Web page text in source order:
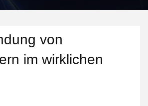
von
im wirklichen